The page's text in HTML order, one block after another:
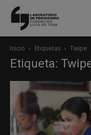
Inicio Etiquetas Twipe
Etiqueta: